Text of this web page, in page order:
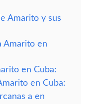
Amarito y sus
Amarito en
en Cuba:
en Cuba:
a en